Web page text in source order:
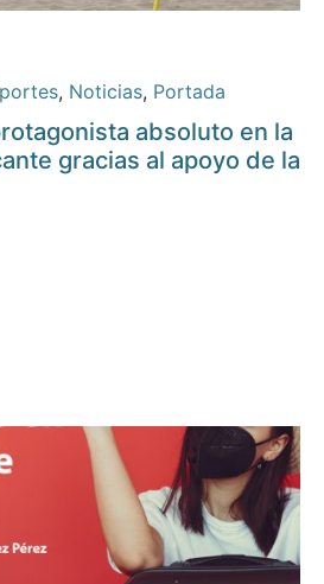
, Noticias, Portada
absoluto en la
gracias al apoyo de la